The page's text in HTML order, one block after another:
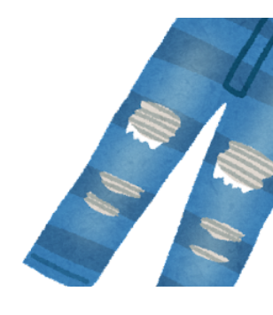
イベント・グッズ
YouTube
会社情報